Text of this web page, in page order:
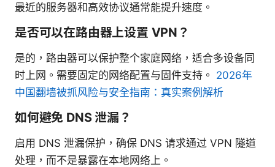
最近的服务器和高效协议通常能提升速度。
是否可以在路由器上设置 VPN？
是的，路由器可以保护整个家庭网络，适合多设备同
时上网。需要固定的网络配置与固件支持。 2026年
中国翻墙被抓风险与安全指南：真实案例解析
如何避免 DNS 泄漏？
启用 DNS 泄漏保护，确保 DNS 请求通过 VPN 隧道
处理，而不是暴露在本地网络上。